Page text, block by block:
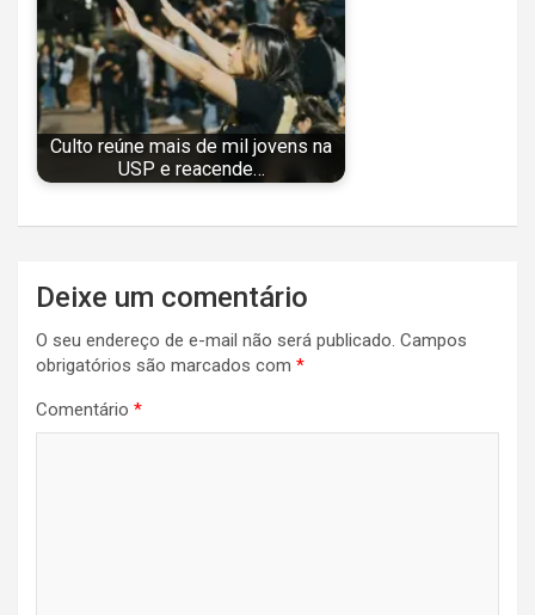
Culto reúne mais de mil jovens na
USP e reacende…
Navegação
de
Post
Deixe um comentário
O seu endereço de e-mail não será publicado. Campos
obrigatórios são marcados com *
Comentário *